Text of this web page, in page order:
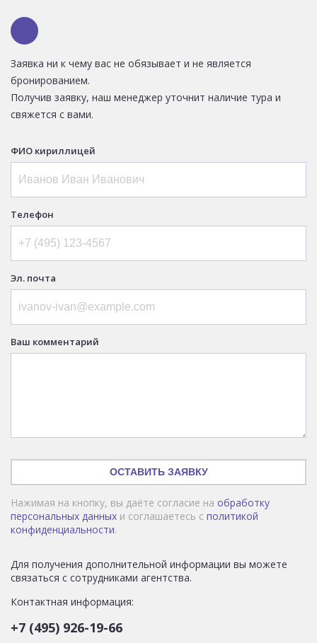
Заявка ни к чему вас не обязывает и не является
бронированием.
Получив заявку, наш менеджер уточнит наличие тура и
свяжется с вами.
ФИО кириллицей
Телефон
Эл. почта
Ваш комментарий
ОСТАВИТЬ ЗАЯВКУ
Нажимая на кнопку, вы даёте согласие на обработку
персональных данных и соглашаетесь с политикой
конфиденциальности.
Для получения дополнительной информации вы можете
связаться с сотрудниками агентства.
Контактная информация:
+7 (495) 926-19-66